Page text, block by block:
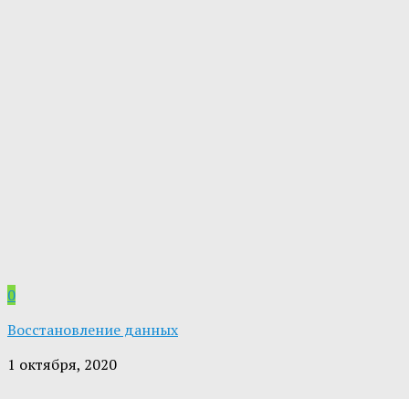
0
Восстановление данных
1 октября, 2020